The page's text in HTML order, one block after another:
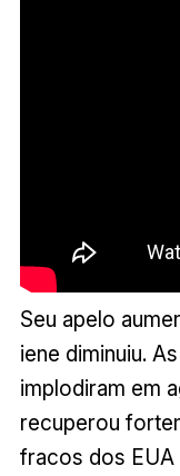
Seu apelo
iene diminuiu.
implodiram em
recuperou
fracos dos EUA